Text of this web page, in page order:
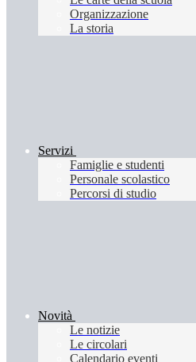
Organizzazione
La storia
Servizi
Famiglie e studenti
Personale scolastico
Percorsi di studio
Novità
Le notizie
Le circolari
Calendario eventi